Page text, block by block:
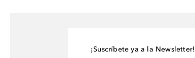
¡Suscríbete ya a la Newsletter!